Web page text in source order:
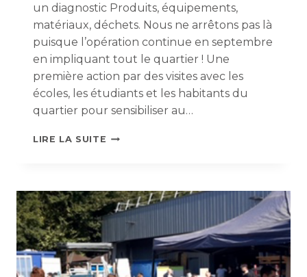
un diagnostic Produits, équipements,
matériaux, déchets. Nous ne arrêtons pas là
puisque l’opération continue en septembre
en impliquant tout le quartier ! Une
première action par des visites avec les
écoles, les étudiants et les habitants du
quartier pour sensibiliser au…
LIRE LA SUITE LA
BEILLE,
RÉEMPLOI
DE